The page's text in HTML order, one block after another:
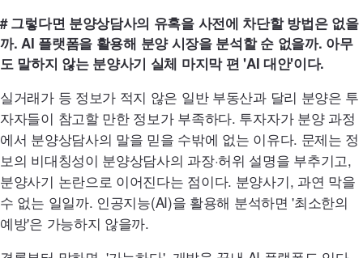
# 그렇다면 분양상담사의 유혹을 사전에 차단할 방법은 없을
까.AI 플랫폼을 활용해 분양 시장을 분석할 순 없을까. 아무
도 말하지 않는 분양사기 실체 마지막 편'AI 대안'이다.
실거래가 등 정보가 적지 않은 일반 부동산과 달리 분양은 투
자자들이 참고할 만한 정보가 부족하다. 투자자가 분양 과정
에서 분양상담사의 말을 믿을 수밖에 없는 이유다. 문제는 정
보의 비대칭성이 분양상담사의 과장·허위 설명을 부추기고,
분양사기 논란으로 이어진다는 점이다. 분양사기, 과연 막을
수 없는 일일까. 인공지능(AI)을 활용해 분석하면 '최소한의
예방'은 가능하지 않을까.